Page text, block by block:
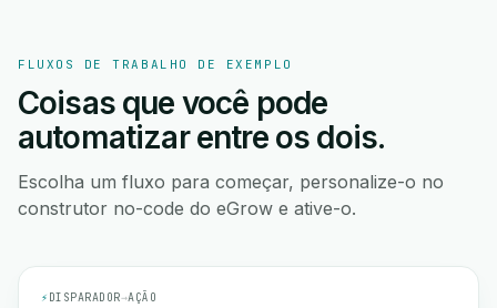
FLUXOS DE TRABALHO DE EXEMPLO
Coisas que você pode
automatizar entre os dois.
Escolha um fluxo para começar, personalize-o no
construtor no-code do eGrow e ative-o.
⚡ DISPARADOR→AÇÃO